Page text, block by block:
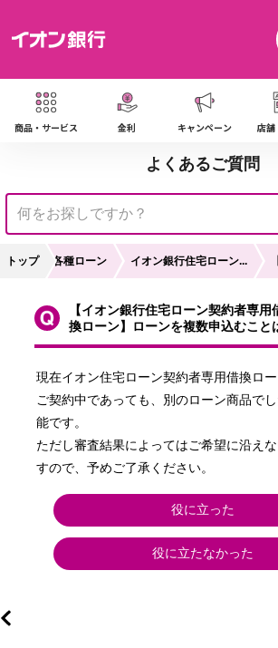
商品・サービス 金利 キャンペーン 店舗
よくあるご質問
トップ 各種ローン イオン銀行住宅ローン...
【イオン銀行住宅ローン契約者専
換ローン】ローンを複数申込むこと
現在イオン住宅ローン契約者専用借換ロ
ご契約中であっても、別のローン商品で
能です。
ただし審査結果によってはご希望に沿え
役に立った
役に立たなかった